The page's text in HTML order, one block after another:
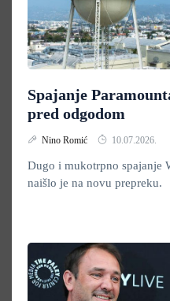
Spajanje
pred odgodom
Nino Romić 10.07.2026.
Dugo i mukotrpno spajanje
naišlo je na novu prepreku.